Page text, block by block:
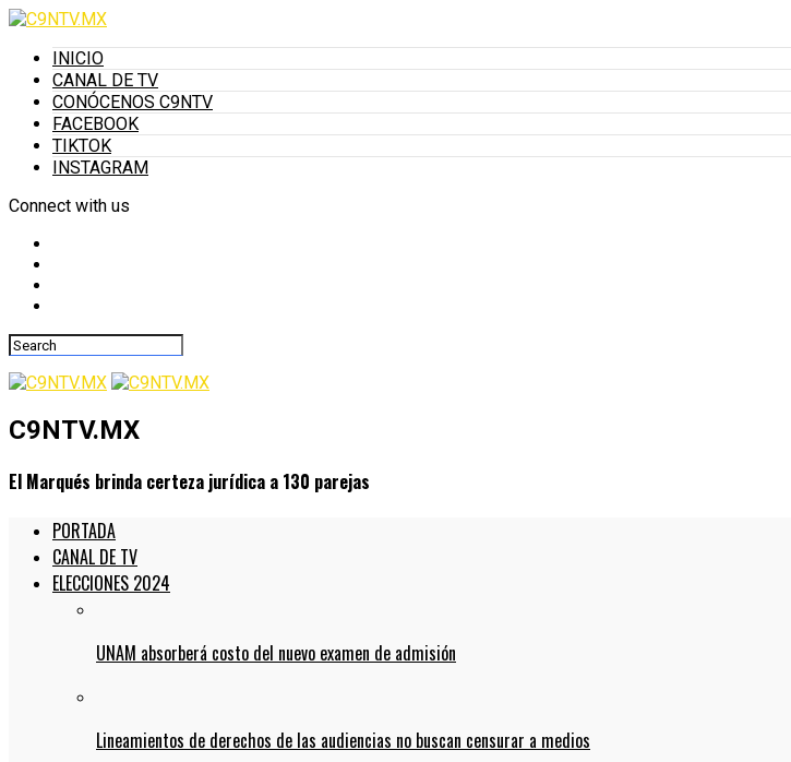
INICIO
CANAL DE TV
CONÓCENOS C9NTV
FACEBOOK
TIKTOK
INSTAGRAM
Connect with us
C9NTV.MX
El Marqués brinda certeza jurídica a 130 parejas
PORTADA
CANAL DE TV
ELECCIONES 2024
UNAM absorberá costo del nuevo examen de admisión
Lineamientos de derechos de las audiencias no buscan censurar a medios